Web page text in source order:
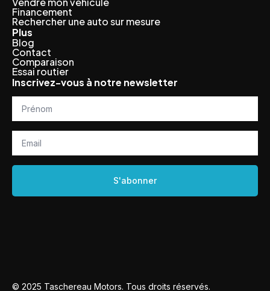
Financement
Rechercher une auto sur mesure
Plus
Blog
Contact
Comparaison
Essai routier
Inscrivez-vous à notre newsletter
Prénom
Email
S'abonner
© 2025 Taschereau Motors. Tous droits réservés.